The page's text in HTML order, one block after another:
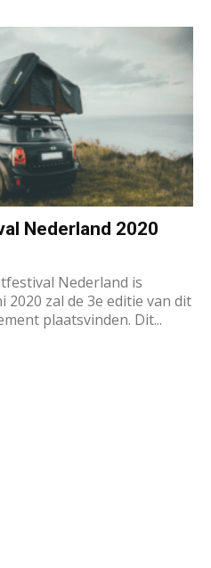
Nederland 2020
Nederland is
2020 zal de 3e editie van dit
plaatsvinden. Dit...